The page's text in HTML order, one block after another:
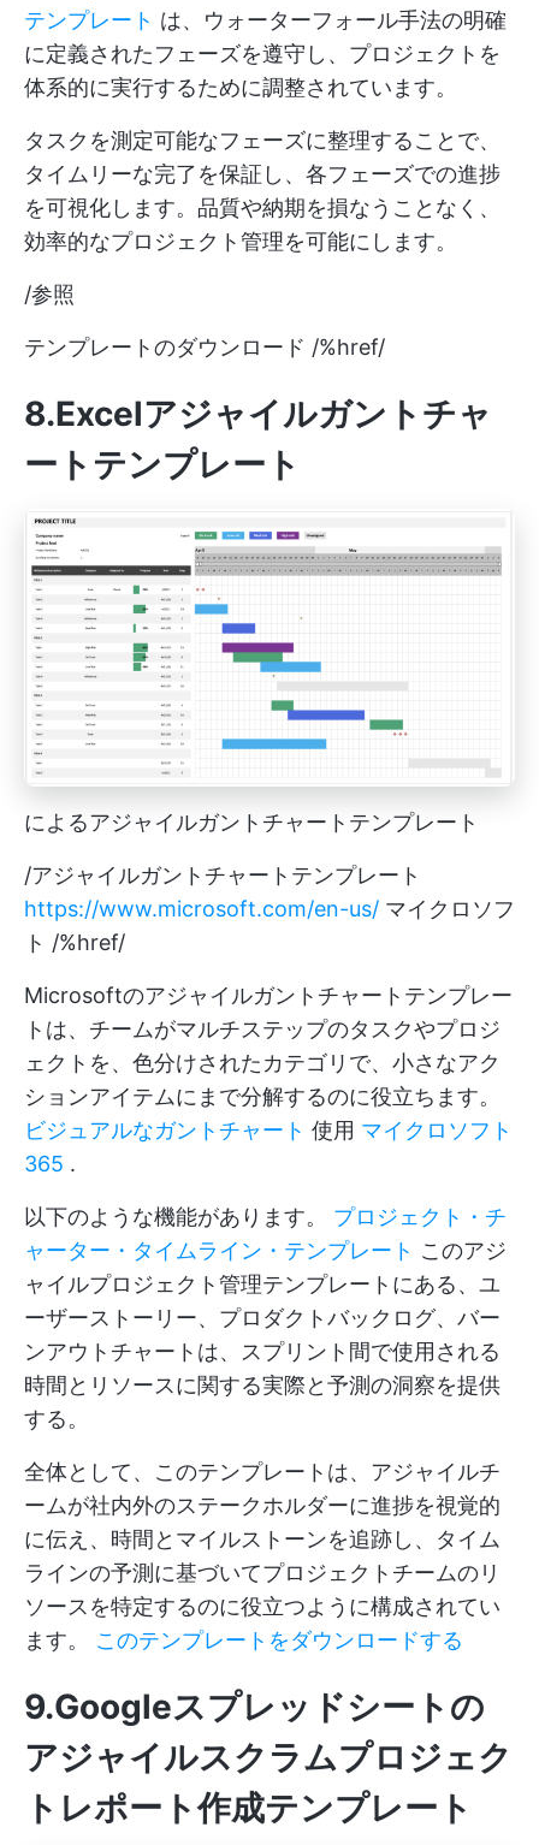
テンプレート は、ウォーターフォール手法の明確
に定義されたフェーズを遵守し、プロジェクトを
体系的に実行するために調整されています。
タスクを測定可能なフェーズに整理することで、
タイムリーな完了を保証し、各フェーズでの進捗
を可視化します。品質や納期を損なうことなく、
効率的なプロジェクト管理を可能にします。
/参照
テンプレートのダウンロード /%href/
8.Excelアジャイルガントチャ
ートテンプレート
によるアジャイルガントチャートテンプレート
/アジャイルガントチャートテンプレート
https://www.microsoft.com/en-us/ マイクロソフ
ト /%href/
Microsoftのアジャイルガントチャートテンプレー
トは、チームがマルチステップのタスクやプロジ
ェクトを、色分けされたカテゴリで、小さなアク
ションアイテムにまで分解するのに役立ちます。
ビジュアルなガントチャート 使用 マイクロソフト
365 .
以下のような機能があります。 プロジェクト・チ
ャーター・タイムライン・テンプレート このアジ
ャイルプロジェクト管理テンプレートにある、ユ
ーザーストーリー、プロダクトバックログ、バー
ンアウトチャートは、スプリント間で使用される
時間とリソースに関する実際と予測の洞察を提供
する。
全体として、このテンプレートは、アジャイルチ
ームが社内外のステークホルダーに進捗を視覚的
に伝え、時間とマイルストーンを追跡し、タイム
ラインの予測に基づいてプロジェクトチームのリ
ソースを特定するのに役立つように構成されてい
ます。 このテンプレートをダウンロードする
9.Googleスプレッドシートの
アジャイルスクラムプロジェク
トレポート作成テンプレート